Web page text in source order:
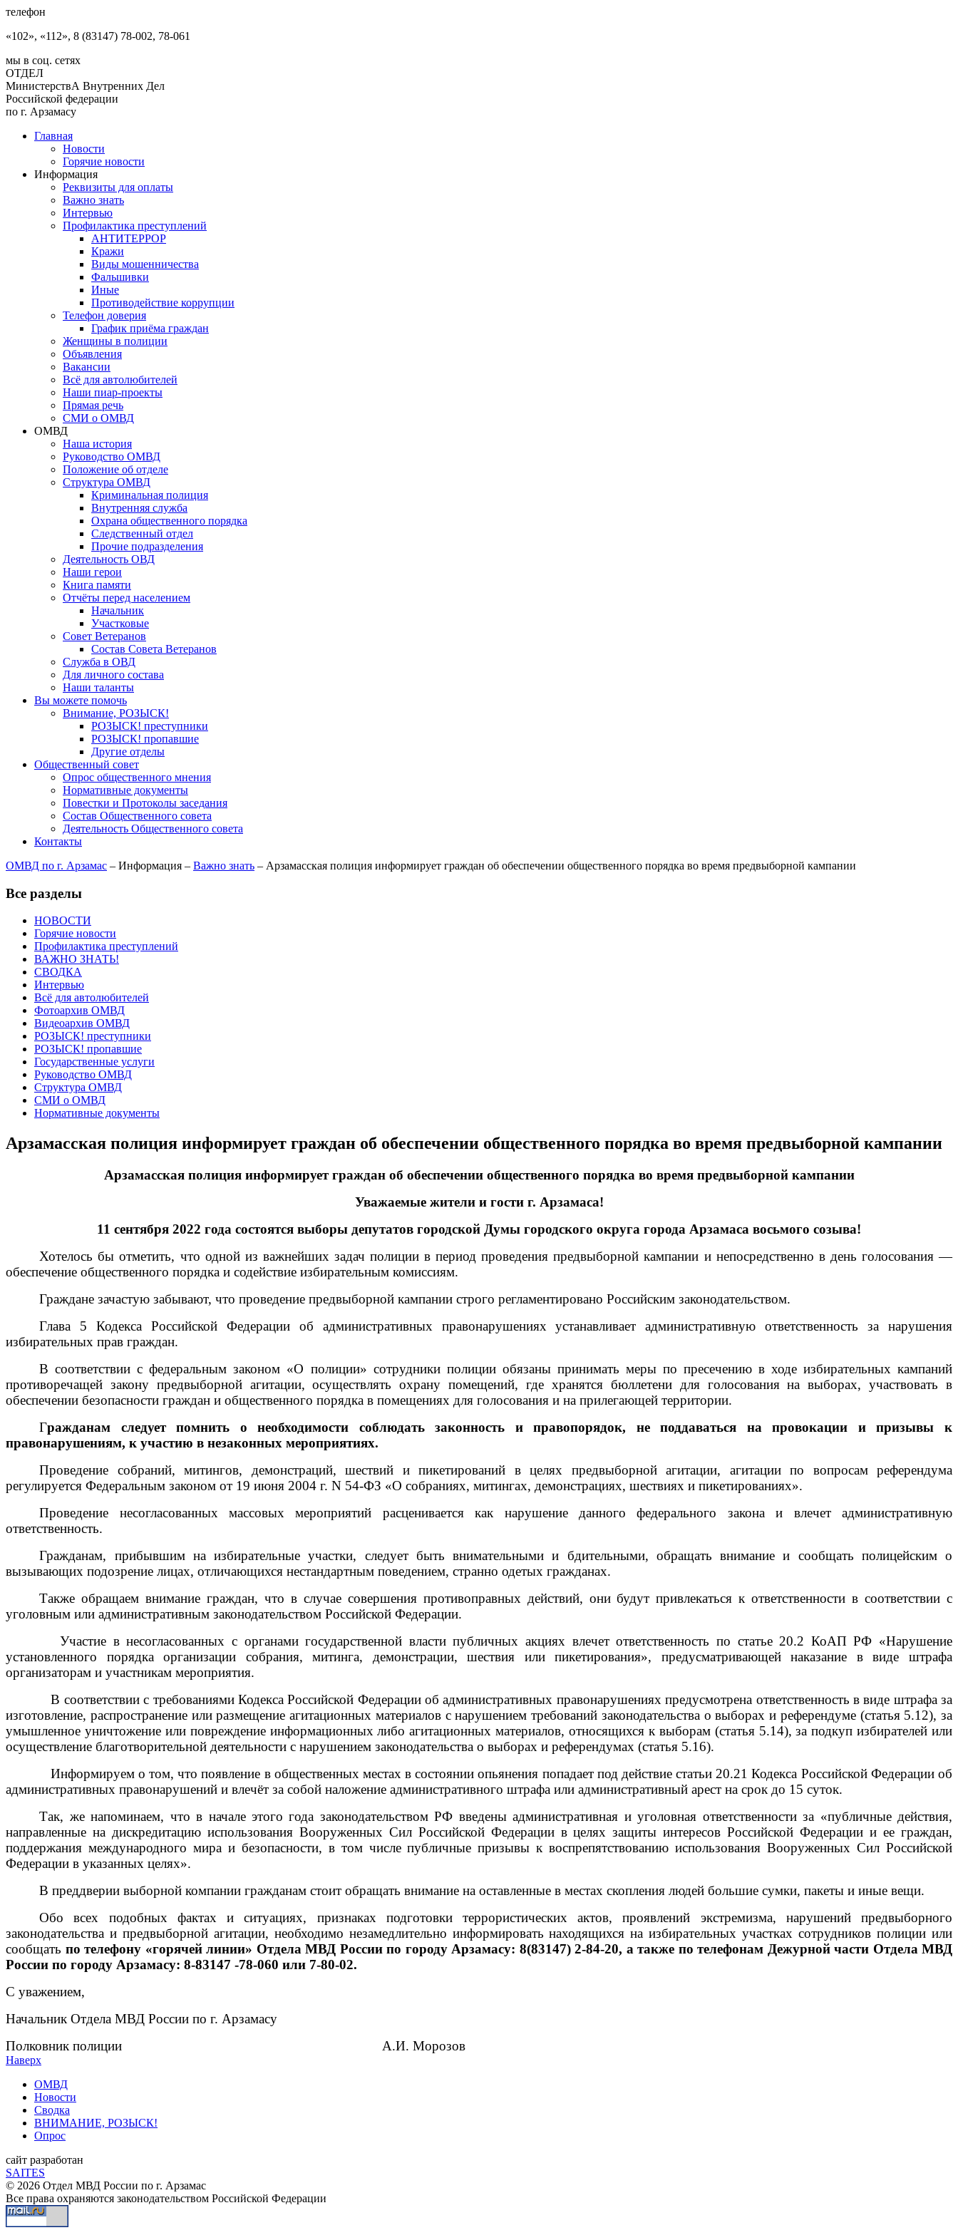
телефон
«102», «112», 8 (83147) 78-002, 78-061
мы в соц. сетях
ОТДЕЛ
МинистерствА Внутренних Дел
Российской федерации
по г. Арзамасу
Главная
Новости
Горячие новости
Информация
Реквизиты для оплаты
Важно знать
Интервью
Профилактика преступлений
АНТИТЕРРОР
Кражи
Виды мошенничества
Фальшивки
Иные
Противодействие коррупции
Телефон доверия
График приёма граждан
Женщины в полиции
Объявления
Вакансии
Всё для автолюбителей
Наши пиар-проекты
Прямая речь
СМИ о ОМВД
ОМВД
Наша история
Руководство ОМВД
Положение об отделе
Структура ОМВД
Криминальная полиция
Внутренняя служба
Охрана общественного порядка
Следственный отдел
Прочие подразделения
Деятельность ОВД
Наши герои
Книга памяти
Отчёты перед населением
Начальник
Участковые
Совет Ветеранов
Состав Совета Ветеранов
Служба в ОВД
Для личного состава
Наши таланты
Вы можете помочь
Внимание, РОЗЫСК!
РОЗЫСК! преступники
РОЗЫСК! пропавшие
Другие отделы
Общественный совет
Опрос общественного мнения
Нормативные документы
Повестки и Протоколы заседания
Состав Общественного совета
Деятельность Общественного совета
Контакты
ОМВД по г. Арзамас – Информация – Важно знать – Арзамасская полиция информирует граждан об обеспечении общественного порядка во время предвыборной кампании
Все разделы
НОВОСТИ
Горячие новости
Профилактика преступлений
ВАЖНО ЗНАТЬ!
СВОДКА
Интервью
Всё для автолюбителей
Фотоархив ОМВД
Видеоархив ОМВД
РОЗЫСК! преступники
РОЗЫСК! пропавшие
Государственные услуги
Руководство ОМВД
Структура ОМВД
СМИ о ОМВД
Нормативные документы
Арзамасская полиция информирует граждан об обеспечении общественного порядка во время предвыборной кампании
Арзамасская полиция информирует граждан об обеспечении общественного порядка во время предвыборной кампании
Уважаемые жители и гости г. Арзамаса!
11 сентября 2022 года состоятся выборы депутатов городской Думы городского округа города Арзамаса восьмого созыва!
Хотелось бы отметить, что одной из важнейших задач полиции в период проведения предвыборной кампании и непосредственно в день голосования —
обеспечение общественного порядка и содействие избирательным комиссиям.
Граждане зачастую забывают, что проведение предвыборной кампании строго регламентировано Российским законодательством.
Глава 5 Кодекса Российской Федерации об административных правонарушениях устанавливает административную ответственность за нарушения
избирательных прав граждан.
В соответствии с федеральным законом «О полиции» сотрудники полиции обязаны принимать меры по пресечению в ходе избирательных кампаний
противоречащей закону предвыборной агитации, осуществлять охрану помещений, где хранятся бюллетени для голосования на выборах, участвовать в
обеспечении безопасности граждан и общественного порядка в помещениях для голосования и на прилегающей территории.
Гражданам следует помнить о необходимости соблюдать законность и правопорядок, не поддаваться на провокации и призывы к
правонарушениям, к участию в незаконных мероприятиях.
Проведение собраний, митингов, демонстраций, шествий и пикетирований в целях предвыборной агитации, агитации по вопросам референдума
регулируется Федеральным законом от 19 июня 2004 г. N 54-ФЗ «О собраниях, митингах, демонстрациях, шествиях и пикетированиях».
Проведение несогласованных массовых мероприятий расценивается как нарушение данного федерального закона и влечет административную
ответственность.
Гражданам, прибывшим на избирательные участки, следует быть внимательными и бдительными, обращать внимание и сообщать полицейским о
вызывающих подозрение лицах, отличающихся нестандартным поведением, странно одетых гражданах.
Также обращаем внимание граждан, что в случае совершения противоправных действий, они будут привлекаться к ответственности в соответствии с
уголовным или административным законодательством Российской Федерации.
Участие в несогласованных с органами государственной власти публичных акциях влечет ответственность по статье 20.2 КоАП РФ «Нарушение
установленного порядка организации собрания, митинга, демонстрации, шествия или пикетирования», предусматривающей наказание в виде штрафа
организаторам и участникам мероприятия.
В соответствии с требованиями Кодекса Российской Федерации об административных правонарушениях предусмотрена ответственность в виде штрафа за
изготовление, распространение или размещение агитационных материалов с нарушением требований законодательства о выборах и референдуме (статья 5.12), за
умышленное уничтожение или повреждение информационных либо агитационных материалов, относящихся к выборам (статья 5.14), за подкуп избирателей или
осуществление благотворительной деятельности с нарушением законодательства о выборах и референдумах (статья 5.16).
Информируем о том, что появление в общественных местах в состоянии опьянения попадает под действие статьи 20.21 Кодекса Российской Федерации об
административных правонарушений и влечёт за собой наложение административного штрафа или административный арест на срок до 15 суток.
Так, же напоминаем, что в начале этого года законодательством РФ введены административная и уголовная ответственности за «публичные действия,
направленные на дискредитацию использования Вооруженных Сил Российской Федерации в целях защиты интересов Российской Федерации и ее граждан,
поддержания международного мира и безопасности, в том числе публичные призывы к воспрепятствованию использования Вооруженных Сил Российской
Федерации в указанных целях».
В преддверии выборной компании гражданам стоит обращать внимание на оставленные в местах скопления людей большие сумки, пакеты и иные вещи.
Обо всех подобных фактах и ситуациях, признаках подготовки террористических актов, проявлений экстремизма, нарушений предвыборного
законодательства и предвыборной агитации, необходимо незамедлительно информировать находящихся на избирательных участках сотрудников полиции или
сообщать по телефону «горячей линии» Отдела МВД России по городу Арзамасу: 8(83147) 2-84-20, а также по телефонам Дежурной части Отдела МВД
России по городу Арзамасу: 8-83147 -78-060 или 7-80-02.
С уважением,
Начальник Отдела МВД России по г. Арзамасу
Полковник полиции А.И. Морозов
Наверх
ОМВД
Новости
Сводка
ВНИМАНИЕ, РОЗЫСК!
Опрос
сайт разработан
SAITES
© 2026 Отдел МВД России по г. Арзамас
Все права охраняются законодательством Российской Федерации